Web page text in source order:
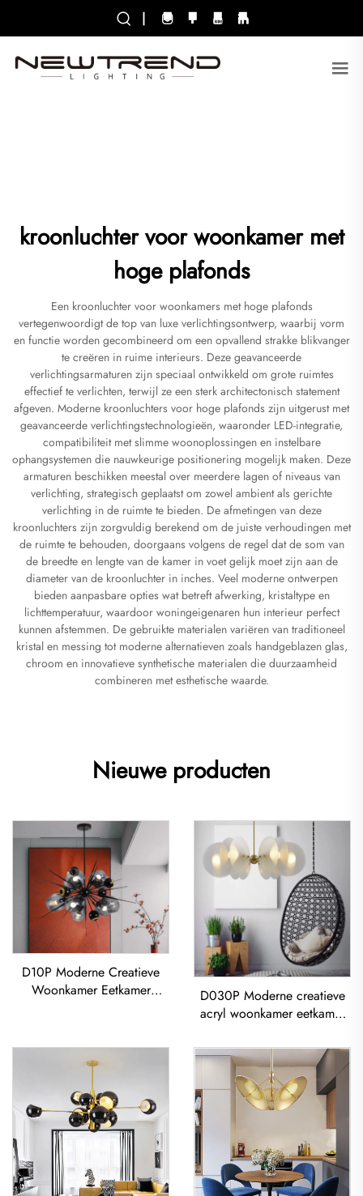
|
kroonluchter voor woonkamer met
hoge plafonds
Een kroonluchter voor woonkamers met hoge plafonds
vertegenwoordigt de top van luxe verlichtingsontwerp, waarbij vorm
en functie worden gecombineerd om een opvallend strakke blikvanger
te creëren in ruime interieurs. Deze geavanceerde
verlichtingsarmaturen zijn speciaal ontwikkeld om grote ruimtes
effectief te verlichten, terwijl ze een sterk architectonisch statement
afgeven. Moderne kroonluchters voor hoge plafonds zijn uitgerust met
geavanceerde verlichtingstechnologieën, waaronder LED-integratie,
compatibiliteit met slimme woonoplossingen en instelbare
ophangsystemen die nauwkeurige positionering mogelijk maken. Deze
armaturen beschikken meestal over meerdere lagen of niveaus van
verlichting, strategisch geplaatst om zowel ambient als gerichte
verlichting in de ruimte te bieden. De afmetingen van deze
kroonluchters zijn zorgvuldig berekend om de juiste verhoudingen met
de ruimte te behouden, doorgaans volgens de regel dat de som van
de breedte en lengte van de kamer in voet gelijk moet zijn aan de
diameter van de kroonluchter in inches. Veel moderne ontwerpen
bieden aanpasbare opties wat betreft afwerking, kristaltype en
lichttemperatuur, waardoor woningeigenaren hun interieur perfect
kunnen afstemmen. De gebruikte materialen variëren van traditioneel
kristal en messing tot moderne alternatieven zoals handgeblazen glas,
chroom en innovatieve synthetische materialen die duurzaamheid
combineren met esthetische waarde.
Nieuwe producten
D10P Moderne Creatieve
Woonkamer Eetkamer
D030P Moderne creatieve
acryl woonkamer eetkamer